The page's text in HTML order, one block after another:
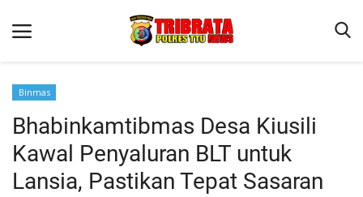
Beranda
Terms & Conditions
Reskrim
Binmas
Bhabinkamtibmas Desa Kiusili
Kawal Penyaluran BLT untuk
Lansia, Pastikan Tepat Sasaran